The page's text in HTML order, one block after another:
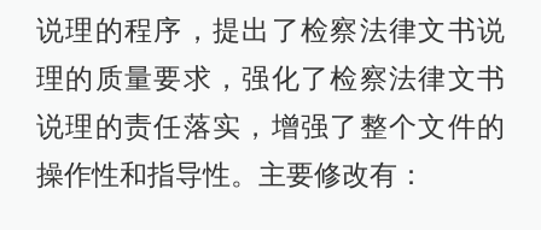
说理的程序，提出了检察法律文书说
理的质量要求，强化了检察法律文书
说理的责任落实，增强了整个文件的
操作性和指导性。主要修改有：